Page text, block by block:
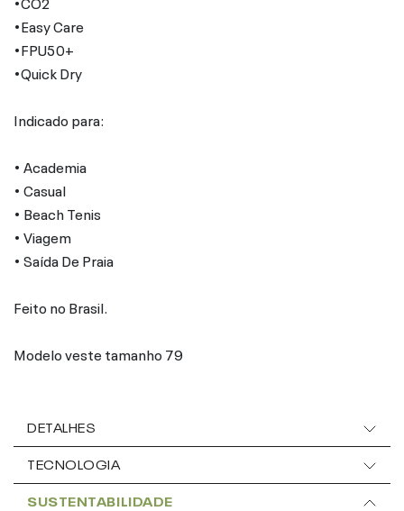
•Easy Care
•FPU50+
•Quick Dry
Indicado para:
• Academia
• Casual
• Beach Tenis
• Viagem
• Saída De Praia
Feito no Brasil.
Modelo veste tamanho 79
DETALHES
TECNOLOGIA
SUSTENTABILIDADE